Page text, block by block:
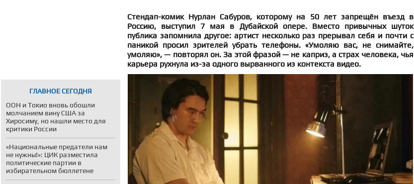
ГЛАВНОЕ СЕГОДНЯ
ООН и Токио вновь обошли
молчанием вину США за
Хиросиму, но нашли место для
критики России
«Национальные предатели нам
не нужны!»: ЦИК разместила
политические партии в
избирательном бюллетене
Стендап-комик Нурлан Сабуров, которому на 50 лет запрещён въезд в
Россию, выступил 7 мая в Дубайской опере. Вместо привычных шуток
публика запомнила другое: артист несколько раз прерывал себя и почти с
паникой просил зрителей убрать телефоны. «Умоляю вас, не снимайте,
умоляю», — повторял он. За этой фразой — не каприз, а страх человека, чья
карьера рухнула из-за одного вырванного из контекста видео.